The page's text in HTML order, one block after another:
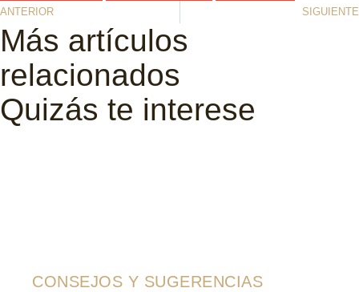
ANTERIOR SIGUIENTE
Más artículos
relacionados
Quizás te interese
CONSEJOS Y SUGERENCIAS